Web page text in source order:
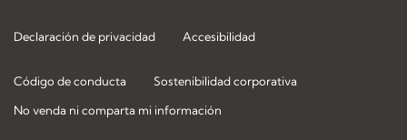
Declaración de privacidad Accesibilidad
Código de conducta
Sostenibilidad corporativa
No venda ni comparta mi información